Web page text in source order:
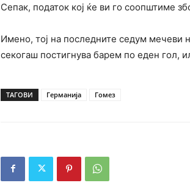
Сепак, податок кој ќе ви го соопштиме
Имено, тој на последните седум мечеви
секогаш постигнува барем по еден гол,
ТАГОВИ Германија Гомез